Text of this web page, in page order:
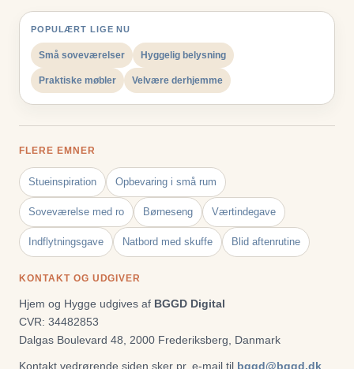
POPULÆRT LIGE NU
Små soveværelser Hyggelig belysning
Praktiske møbler Velvære derhjemme
FLERE EMNER
Stueinspiration Opbevaring i små rum
Soveværelse med ro Børneseng Værtindegave
Indflytningsgave Natbord med skuffe Blid aftenrutine
KONTAKT OG UDGIVER
Hjem og Hygge udgives af BGGD Digital
CVR: 34482853
Dalgas Boulevard 48, 2000 Frederiksberg, Danmark
Kontakt vedrørende siden sker pr. e-mail til bggd@bggd.dk